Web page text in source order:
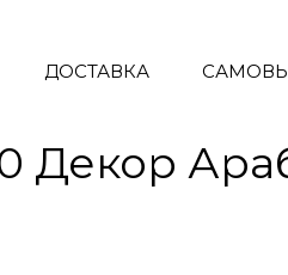
ДОСТАВКА
Декор